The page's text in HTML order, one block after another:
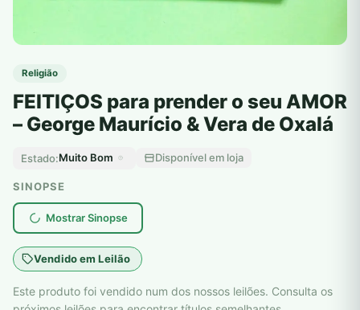
Religião
FEITIÇOS para prender o seu AMOR
– George Maurício & Vera de Oxalá
Estado:Muito Bom Disponível em loja
SINOPSE
Mostrar Sinopse
Vendido em Leilão
Este produto foi vendido num dos nossos leilões. Consulta os